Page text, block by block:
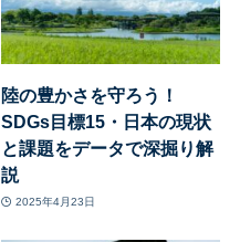
陸の豊かさを守ろう！
SDGs目標15・日本の現状
と課題をデータで深掘り解
説
2025年4月23日